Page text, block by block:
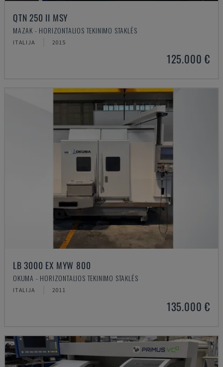
QTN 250 II MSY
MAZAK - HORIZONTALIOS TEKINIMO STAKLĖS
ITALIJA 2015
125.000 €
LB 3000 EX MYW 800
OKUMA - HORIZONTALIOS TEKINIMO STAKLĖS
ITALIJA 2011
135.000 €